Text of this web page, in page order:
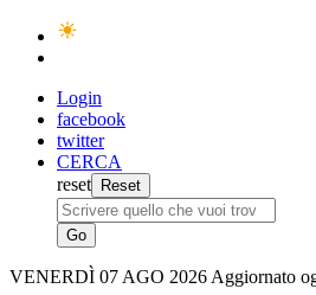
Login
facebook
twitter
CERCA
reset
VENERDÌ 07 AGO 2026 Aggiornato